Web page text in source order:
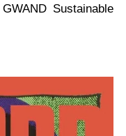
Sustainable